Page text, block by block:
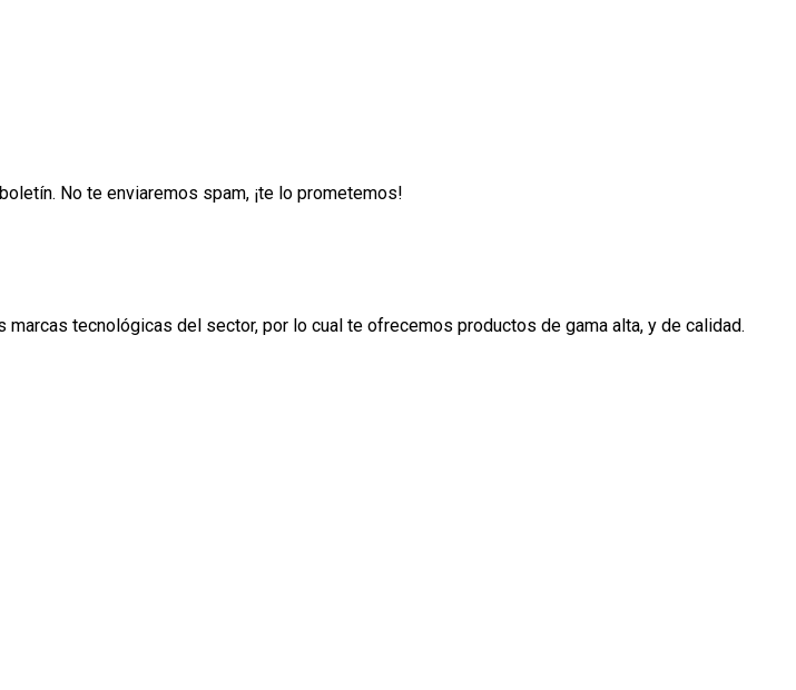
No te enviaremos spam, ¡te lo prometemos!
tecnológicas del sector, por lo cual te ofrecemos productos de gama alta, y de calidad.